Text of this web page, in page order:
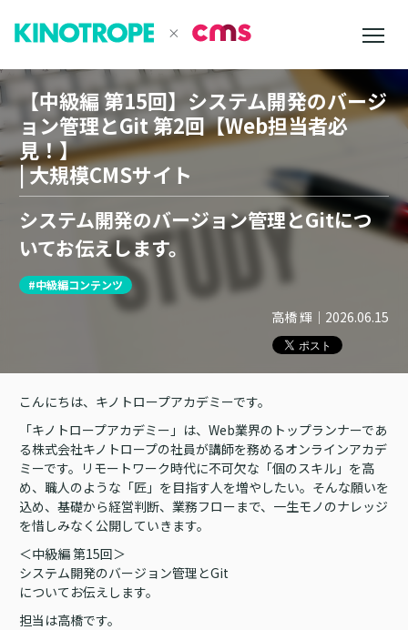
【中級編 第15回】システム開発のバージ
ョン管理とGit 第2回【Web担当者必
見！】
| 大規模CMSサイト
システム開発のバージョン管理とGitにつ
いてお伝えします。
#中級編コンテンツ
高橋 輝 ｜ 2026.06.15
こんにちは、キノトロープアカデミーです。
「キノトロープアカデミー」は、Web業界のトップランナーであ
る株式会社キノトロープの社員が講師を務めるオンラインアカデ
ミーです。リモートワーク時代に不可欠な「個のスキル」を高
め、職人のような「匠」を目指す人を増やしたい。そんな願いを
込め、基礎から経営判断、業務フローまで、一生モノのナレッジ
を惜しみなく公開していきます。
＜中級編 第15回＞
システム開発のバージョン管理とGit
についてお伝えします。
担当は高橋です。